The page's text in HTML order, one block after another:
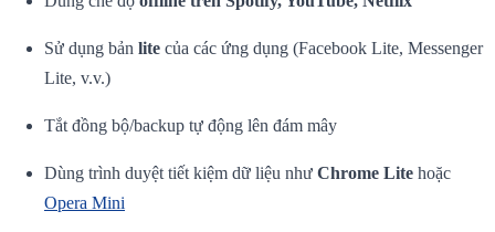
Sử dụng bản lite của các ứng dụng (Facebook Lite, Messenger
Lite, v.v.)
Tắt đồng bộ/backup tự động lên đám mây
Dùng trình duyệt tiết kiệm dữ liệu như Chrome Lite hoặc
Opera Mini